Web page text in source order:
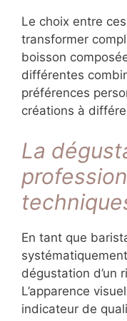
Le choix entre
transformer
boisson
différentes
préférences
créations à
La
En tant que
dégustation d’un
L’apparence
indicateur de